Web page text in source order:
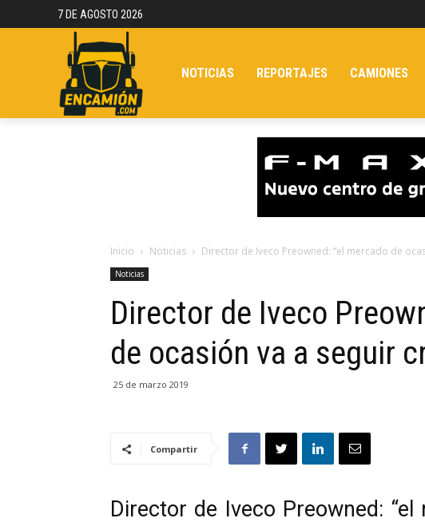
7 DE AGOSTO 2026
NOTICIAS REPORTAJES CAMIONES
Inicio Noticias Director de Iveco Preowned: “el mercado de
Noticias
Director de Iveco
de ocasión va a seguir
25 de marzo 2019
Compartir
Director de Iveco Preowned: